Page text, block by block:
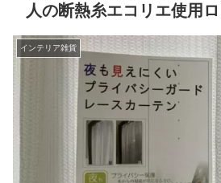
人の断熱糸エコリエ使用
インテリア雑貨